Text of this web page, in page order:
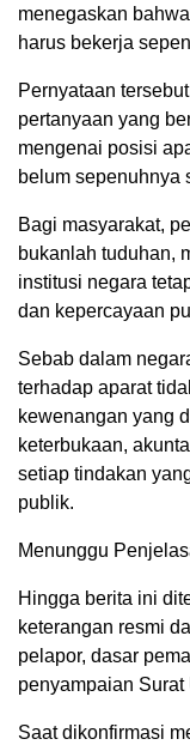
menegaskan
harus bekerja
Pernyataan
pertanyaan yang
mengenai posisi
belum sepenuhnya
Bagi masyarakat,
bukanlah tuduhan,
institusi negara
dan kepercayaan
Sebab dalam
terhadap aparat
kewenangan yang
keterbukaan,
setiap tindakan
publik.
Menunggu
Hingga berita ini
keterangan resmi
pelapor, dasar
penyampaian
Saat dikonfirmasi